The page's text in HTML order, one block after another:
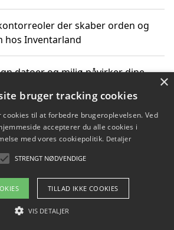
der skaber orden og
hos Inventarland
datoer og miljø påvirker dine
til en grønnere hverdag
Blog Betingelser
×
bruger tracking cookies
til at forbedre brugeroplevelsen. Ved
accepterer du alle cookies i
med vores cookiepolitik. Detaljer
STRENGT NØDVENDIGE
TILLAD IKKE COOKIES
VIS DETALJER